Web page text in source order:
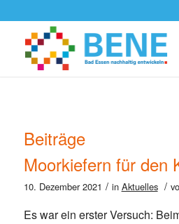
Beiträge
Moorkiefern für den
10. Dezember 2021 / in Aktuelles /
Es war ein erster Versuch: